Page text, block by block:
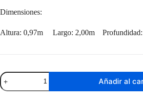
Dimensiones:
Altura: 0,97m Largo: 2,00m Profundidad:
Sofá
Celta
3
Añadir al